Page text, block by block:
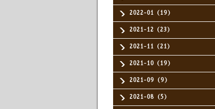
2022-01（19）
2021-12（23）
2021-11（21）
2021-10（19）
2021-09（9）
2021-08（5）